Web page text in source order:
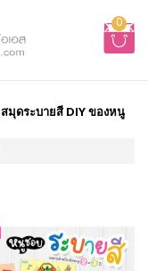
0
สมุดระบายสี DIY ของหนู